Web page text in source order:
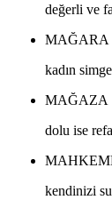
değerli ve
MAĞARA
kadın
MAĞAZA
dolu ise
kendinizi